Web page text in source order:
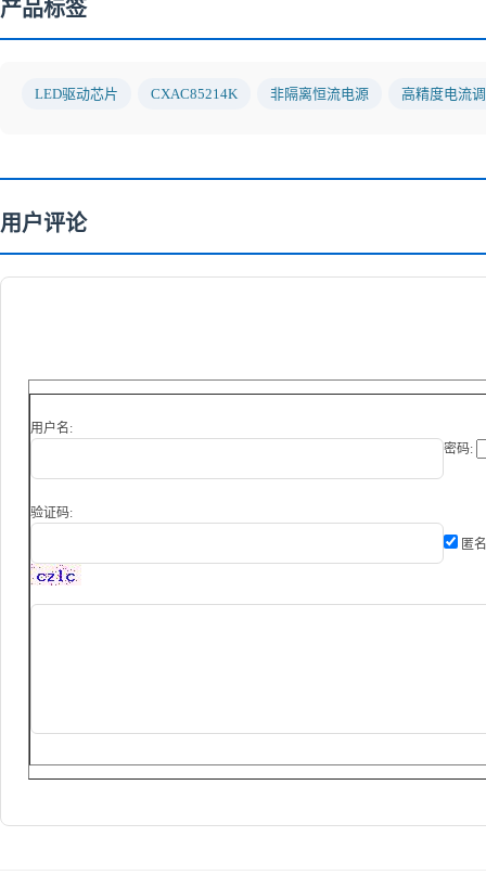
产品标签
LED驱动芯片 CXAC85214K 非隔离恒流电源 高精度电流
用户评论
用户名:
密码:
验证码:
匿